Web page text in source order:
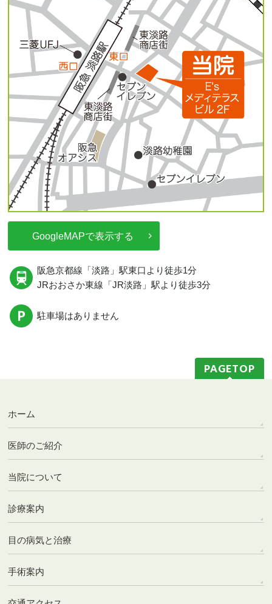
GoogleMAPで表示する
阪急京都線 「淡路」駅東口より徒歩1分
JRおおさか東線 「JR淡路」駅より徒歩3分
駐車場はありません
PAGETOP
ホーム
医師のご紹介
当院について
診療案内
目の病気と治療
手術案内